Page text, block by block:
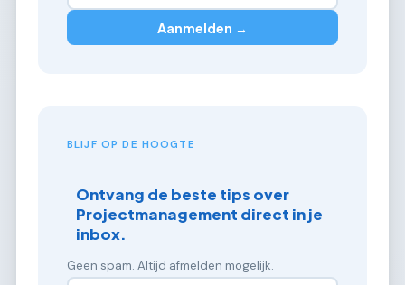
Aanmelden →
BLIJF OP DE HOOGTE
Ontvang de beste tips over
Projectmanagement direct in je
inbox.
Geen spam. Altijd afmelden mogelijk.